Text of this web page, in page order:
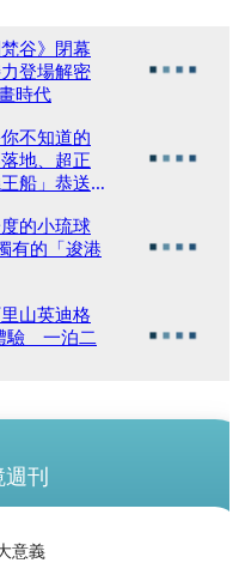
谷》閉幕
登場解密
時代
不知道的
地、超正
船」恭送
的小琉球
有的「逡港
山英迪格
驗 一泊二
刊
意義